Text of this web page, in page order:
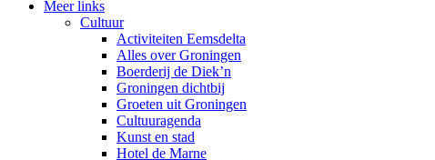
Meer links
Cultuur
Activiteiten Eemsdelta
Alles over Groningen
Boerderij de Diek’n
Groningen dichtbij
Groeten uit Groningen
Cultuuragenda
Kunst en stad
Hotel de Marne